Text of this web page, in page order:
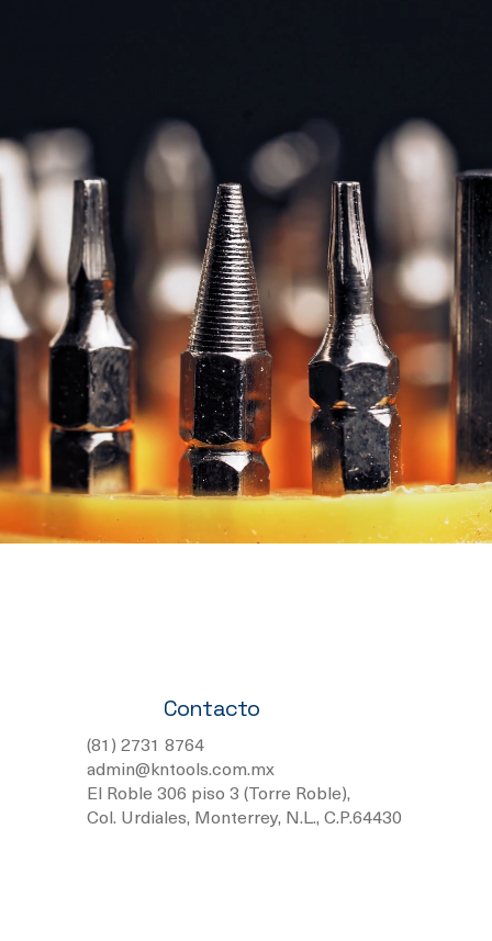
Contacto
(81) 2731 8764
admin@kntools.com.mx
El Roble 306 piso 3 (Torre Roble),
Col. Urdiales, Monterrey, N.L., C.P.64430